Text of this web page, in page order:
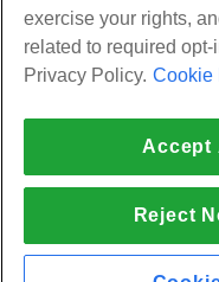
White Label Reseller
Verwaltete Linux. VPS
Verwaltete Fenster. VPS
Nicht verwaltetes
Cloud-Server
Blockspeicher
Objektspeicherung
Produktdokumentation
Tutorials
Unternehmen
Über uns
Drücken Sie
Datenschutz-
Strafverfolgung
Partnervereinbarung
Unterstützung
Live-Chat mit uns
© 2010-2026
Unternehmen.
Alle Rechte
exercise your rights,
related to required
Privacy Policy. Cookie
Accept
Reject